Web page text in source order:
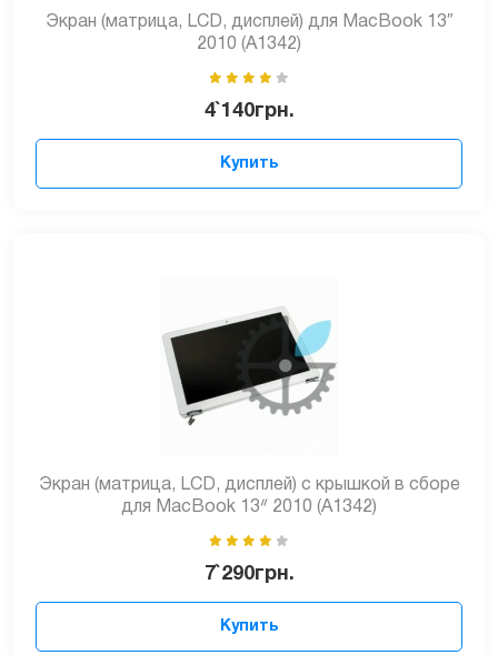
Экран (матрица, LCD, дисплей) для MacBook 13″
2010 (A1342)
4`140грн.
Купить
Экран (матрица, LCD, дисплей) с крышкой в сборе
для MacBook 13ᐥ 2010 (A1342)
7`290грн.
Купить